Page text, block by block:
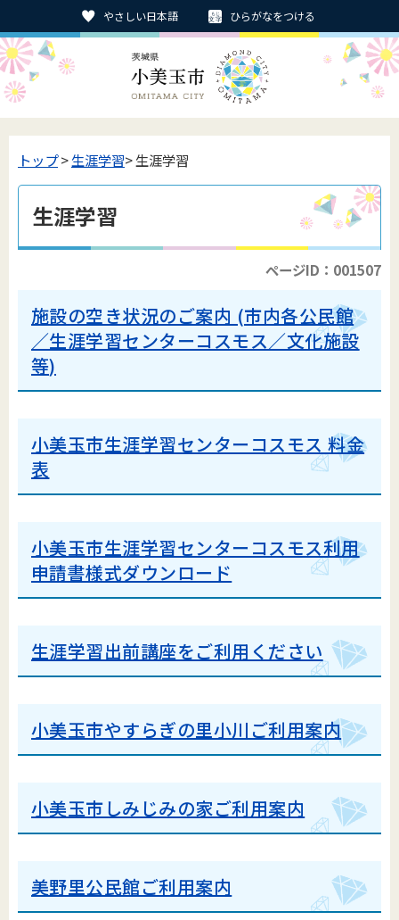
やさしい日本語 ひらがなをつける
トップ>生涯学習> 生涯学習
生涯学習
ページID：001507
施設の空き状況のご案内 (市内各公民館
／生涯学習センターコスモス／文化施設
等)
小美玉市生涯学習センターコスモス 料金
表
小美玉市生涯学習センターコスモス利用
申請書様式ダウンロード
生涯学習出前講座をご利用ください
小美玉市やすらぎの里小川ご利用案内
小美玉市しみじみの家ご利用案内
美野里公民館ご利用案内